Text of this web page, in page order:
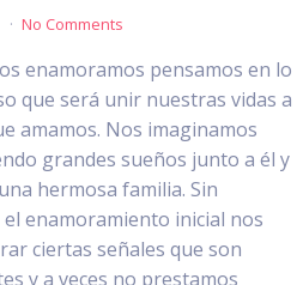
No Comments
enamoramos pensamos en lo
que será unir nuestras vidas a
amamos. Nos imaginamos
grandes sueños junto a él y
hermosa familia. Sin
enamoramiento inicial nos
ciertas señales que son
y a veces no prestamos